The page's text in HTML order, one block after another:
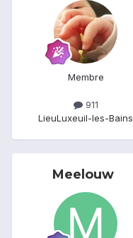
Membre
911
LieuLuxeuil-les-Bains
Meelouw